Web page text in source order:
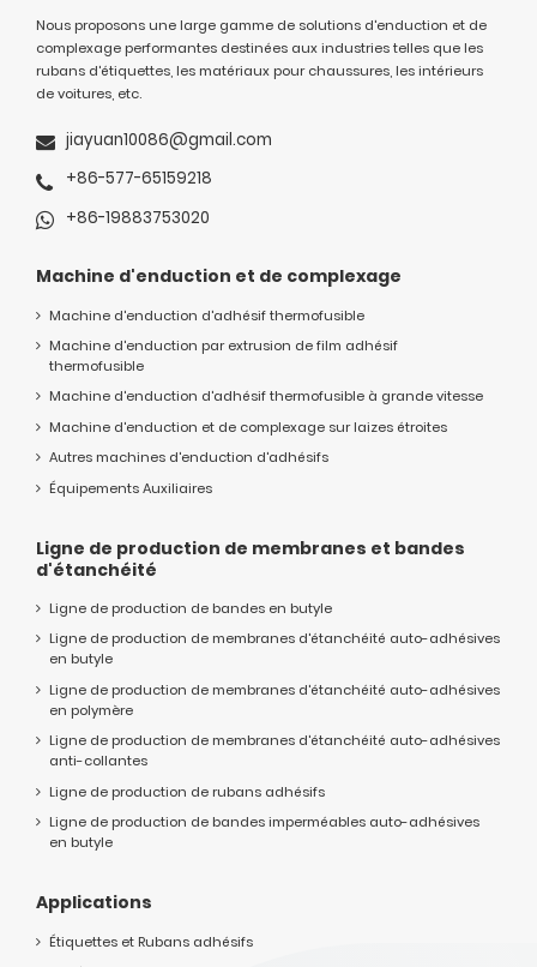
Nous proposons une large gamme de solutions d'enduction et de
complexage performantes destinées aux industries telles que les
rubans d'étiquettes, les matériaux pour chaussures, les intérieurs
de voitures, etc.
jiayuan10086@gmail.com
+86-577-65159218
+86-19883753020
Machine d'enduction et de complexage
Machine d'enduction d'adhésif thermofusible
Machine d'enduction par extrusion de film adhésif
thermofusible
Machine d'enduction d'adhésif thermofusible à grande vitesse
Machine d'enduction et de complexage sur laizes étroites
Autres machines d'enduction d'adhésifs
Équipements Auxiliaires
Ligne de production de membranes et bandes
d'étanchéité
Ligne de production de bandes en butyle
Ligne de production de membranes d'étanchéité auto-adhésives
en butyle
Ligne de production de membranes d'étanchéité auto-adhésives
en polymère
Ligne de production de membranes d'étanchéité auto-adhésives
anti-collantes
Ligne de production de rubans adhésifs
Ligne de production de bandes imperméables auto-adhésives
en butyle
Applications
Étiquettes et Rubans adhésifs